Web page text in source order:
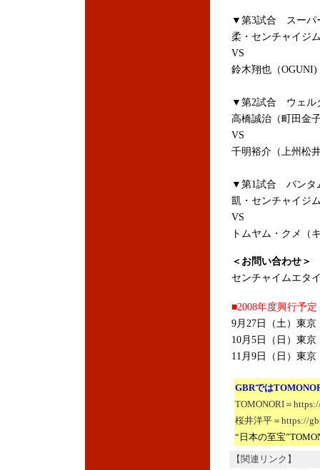
▼第3試合 スーパ
柔・センチャイジ
VS
鈴木翔也（OGUNI)
▼第2試合 ウェル
高橋誠治（町田金
VS
千明裕介（上州松
▼第1試合 バンタ
凱・センチャイジ
VS
トムヤム・クメ（
＜お問い合わせ＞
センチャイムエタ
■2008年度興行予定
9月27日（土）東
10月5日（日）東
11月9日（日）東
GBRでは
TOMONORI＝
桜井洋平＝https://
“日本の至宝
【関連リンク】